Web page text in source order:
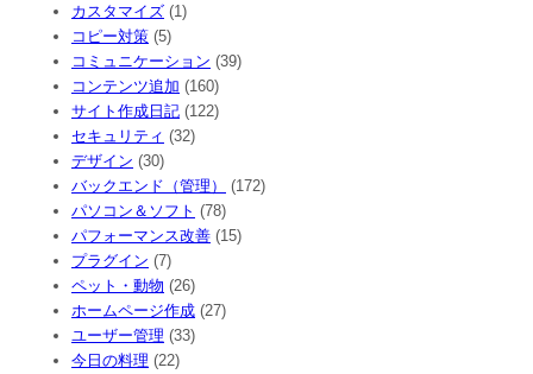
カスタマイズ (1)
コピー対策 (5)
コミュニケーション (39)
コンテンツ追加 (160)
サイト作成日記 (122)
セキュリティ (32)
デザイン (30)
バックエンド（管理）
(172)
パソコン＆ソフト (78)
パフォーマンス改善 (15)
プラグイン (7)
ペット・動物 (26)
ホームページ作成 (27)
ユーザー管理 (33)
今日の料理 (22)